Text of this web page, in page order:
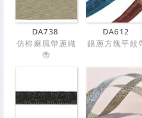
DA738
仿棉麻風帶蔥織
帶
DA612
銀蔥方塊平紋